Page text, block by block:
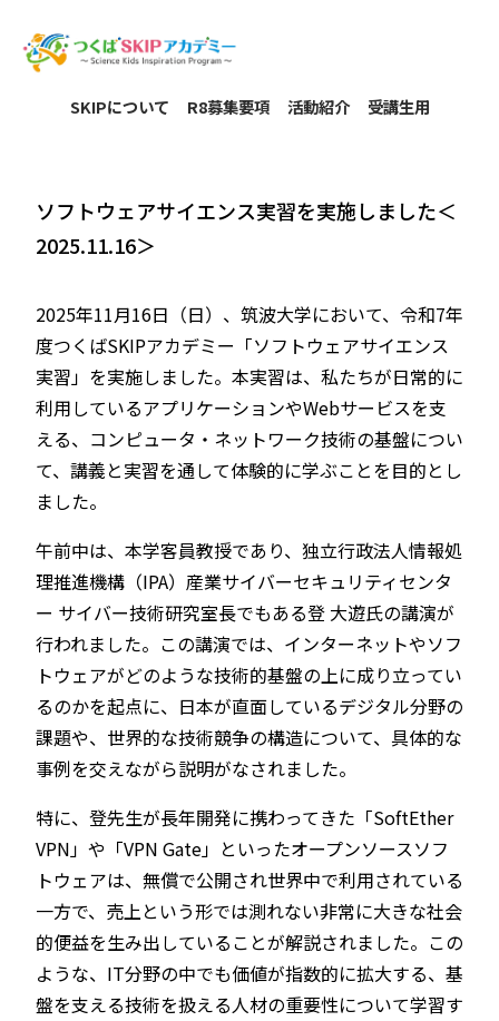
SKIPについて R8募集要項 活動紹介 受講生用
ソフトウェアサイエンス実習を実施しました＜
2025.11.16＞
2025年11月16日（日）、筑波大学において、令和7年
度つくばSKIPアカデミー「ソフトウェアサイエンス
実習」を実施しました。本実習は、私たちが日常的に
利用しているアプリケーションやWebサービスを支
える、コンピュータ・ネットワーク技術の基盤につい
て、講義と実習を通して体験的に学ぶことを目的とし
ました。
午前中は、本学客員教授であり、独立行政法人情報処
理推進機構（IPA）産業サイバーセキュリティセンタ
ー サイバー技術研究室長でもある登 大遊氏の講演が
行われました。この講演では、インターネットやソフ
トウェアがどのような技術的基盤の上に成り立ってい
るのかを起点に、日本が直面しているデジタル分野の
課題や、世界的な技術競争の構造について、具体的な
事例を交えながら説明がなされました。
特に、登先生が長年開発に携わってきた「SoftEther
VPN」や「VPN Gate」といったオープンソースソフ
トウェアは、無償で公開され世界中で利用されている
一方で、売上という形では測れない非常に大きな社会
的便益を生み出していることが解説されました。この
ような、IT分野の中でも価値が指数的に拡大する、基
盤を支える技術を扱える人材の重要性について学習す